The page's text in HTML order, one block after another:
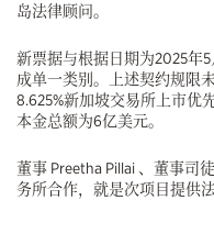
岛法律顾问。
新票据与根据日期为2025年
成单一类别。上述契约规限
8.625%新加坡交易所上市优
本金总额为6亿美元。
董事 Preetha Pillai 、董事司
务所合作，就是次项目提供法